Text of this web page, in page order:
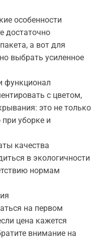
особенности
достаточно
а вот для
выбрать усиленное
функционал
с цветом,
это не только
уборке и
качества
в экологичности
нормам
на первом
цена кажется
внимание на